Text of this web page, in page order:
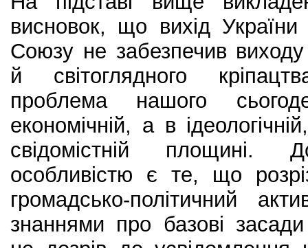
висновок, що вихід України
Союзу не забезпечив
й світоглядного
проблема нашого
економічній, а в
свідомістній площині.
особливістю є те, що
громадсько-політичний
знаннями про базові